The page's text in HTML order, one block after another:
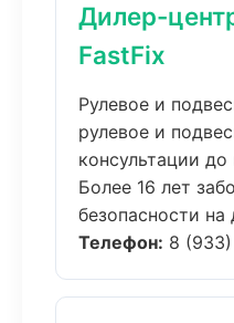
Дилер-
FastFix
Рулевое и
рулевое и
консультации
Более 16 лет
безопасности на
Телефон: 8